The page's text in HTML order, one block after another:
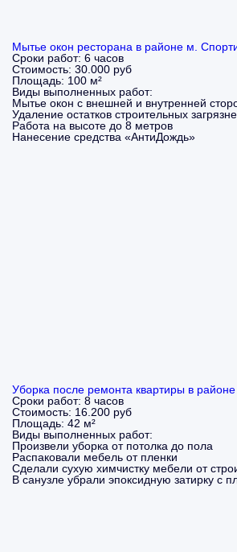
Мытье окон ресторана в районе м.
Сроки работ: 6 часов
Стоимость: 30.000 руб
Площадь: 100 м²
Виды выполненных работ:
Мытье окон с внешней и внутренней
Удаление остатков строительных
Работа на высоте до 8 метров
Нанесение средства «АнтиДождь»
Уборка после ремонта квартиры в
Сроки работ: 8 часов
Стоимость: 16.200 руб
Площадь: 42 м²
Виды выполненных работ:
Произвели уборка от потолка до пола
Распаковали мебель от пленки
Сделали сухую химчистку мебели от
В санузле убрали эпоксидную затирку с